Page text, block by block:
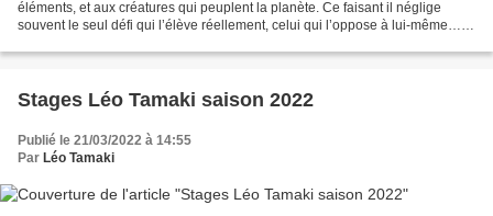
éléments, et aux créatures qui peuplent la planète. Ce faisant il néglige
souvent le seul défi qui l’élève réellement, celui qui l’oppose à lui-même…
Stages Léo Tamaki saison 2022
Publié le 21/03/2022 à 14:55
Par Léo Tamaki